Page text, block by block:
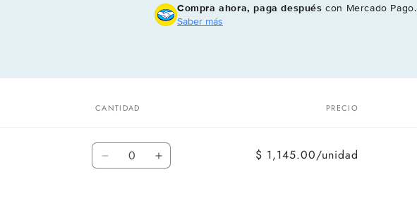
Compra ahora, paga después con Mercado Pago.
Saber más
CANTIDAD PRECIO
Cantidad
Reducir
Aumentar
$ 1,145.00/unidad